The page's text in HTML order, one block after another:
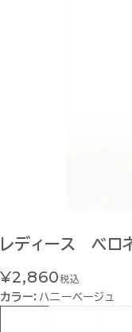
レディース ベロ
¥2,860税込
カラー： ハニーベージュ